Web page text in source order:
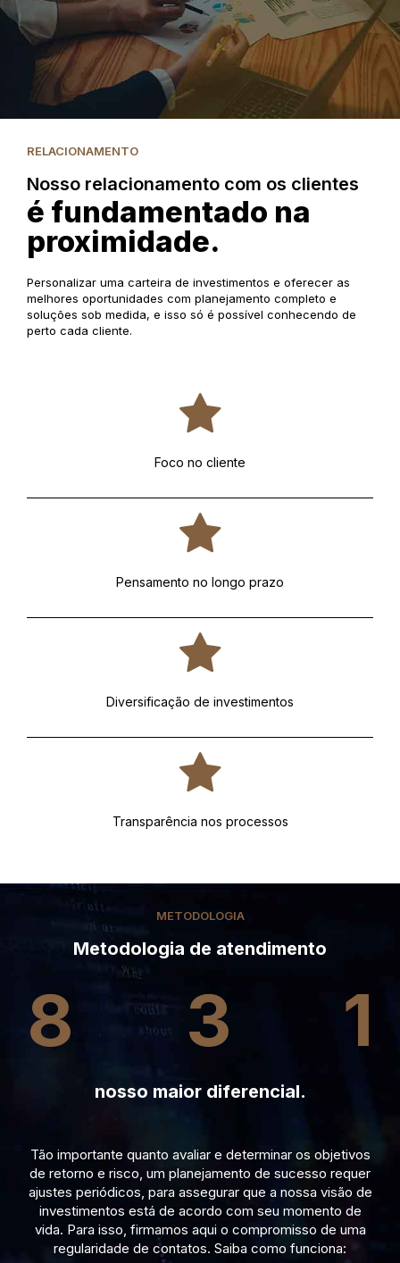
RELACIONAMENTO
Nosso relacionamento com os clientes
é fundamentado na
proximidade.
Personalizar uma carteira de investimentos e oferecer as
melhores oportunidades com planejamento completo e
soluções sob medida, e isso só é possível conhecendo de
perto cada cliente.
Foco no cliente
Pensamento no longo prazo
Diversificação de investimentos
Transparência nos processos
METODOLOGIA
Metodologia de atendimento
8 3 1
nosso maior diferencial.
Tão importante quanto avaliar e determinar os objetivos
de retorno e risco, um planejamento de sucesso requer
ajustes periódicos, para assegurar que a nossa visão de
investimentos está de acordo com seu momento de
vida. Para isso, firmamos aqui o compromisso de uma
regularidade de contatos. Saiba como funciona: